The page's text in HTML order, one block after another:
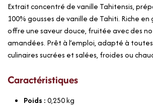
Extrait concentré de vanille Tahitensis,
100% gousses de vanille de Tahiti. Riche en
offre une saveur douce, fruitée avec des
amandées. Prêt à l’emploi, adapté à
culinaires sucrées et salées, froides ou
Caractéristiques
Poids :0,250kg